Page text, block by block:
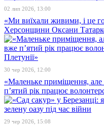
02 лип 2026, 13:00
«Ми виїхали живими, і це
Херсонщини Оксани
30 чер 2026, 12:00
«Маленьке приміщення, але
п’ятий рік працює
29 чер 2026, 15:08